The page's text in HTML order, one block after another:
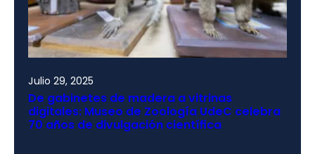
Julio 29, 2025
De gabinetes de madera a vitrinas
digitales: Museo de Zoología UdeC celebra
70 años de divulgación científica